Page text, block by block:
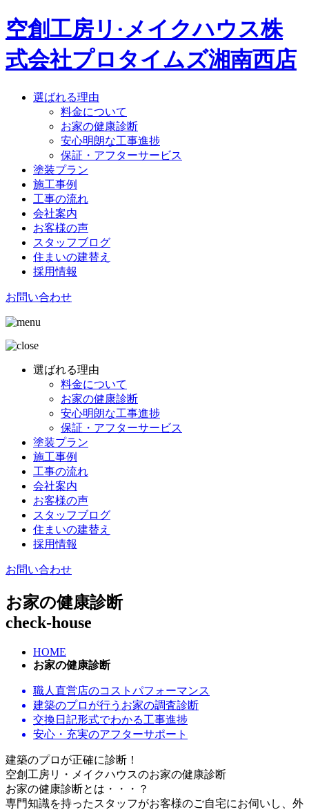
空創工房リ·メイクハウス株
式会社プロタイムズ湘南西店
選ばれる理由
料金について
お家の健康診断
安心明朗な工事進捗
保証・アフターサービス
塗装プラン
施工事例
工事の流れ
会社案内
お客様の声
スタッフブログ
住まいの建替え
採用情報
お問い合わせ
選ばれる理由
料金について
お家の健康診断
安心明朗な工事進捗
保証・アフターサービス
塗装プラン
施工事例
工事の流れ
会社案内
お客様の声
スタッフブログ
住まいの建替え
採用情報
お問い合わせ
お家の健康診断
check-house
HOME
お家の健康診断
職人直営店のコストパフォーマンス
建築のプロが行う お家の調査診断
交換日記形式でわかる工事進捗
安心・充実のアフターサポート
建築のプロが正確に診断！
空創工房リ・メイクハウスのお家の健康診断
お家の健康診断とは・・・？
専門知識を持ったスタッフがお客様のご自宅にお伺いし、外